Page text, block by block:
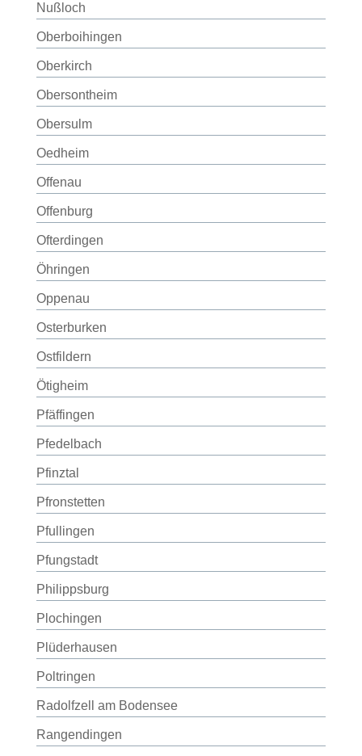
Nußloch
Oberboihingen
Oberkirch
Obersontheim
Obersulm
Oedheim
Offenau
Offenburg
Ofterdingen
Öhringen
Oppenau
Osterburken
Ostfildern
Ötigheim
Pfäffingen
Pfedelbach
Pfinztal
Pfronstetten
Pfullingen
Pfungstadt
Philippsburg
Plochingen
Plüderhausen
Poltringen
Radolfzell am Bodensee
Rangendingen